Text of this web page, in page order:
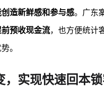
造新鲜感和参与感。广东
预收现金流，也方便统计
。
，实现快速回本